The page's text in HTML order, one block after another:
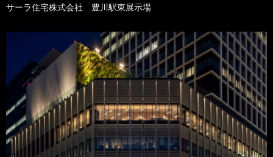
サーラ住宅株式会社 豊川駅東展示場